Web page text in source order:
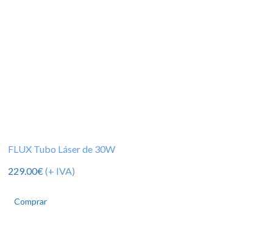
FLUX Tubo Láser de 30W
229.00€(+ IVA)
Comprar